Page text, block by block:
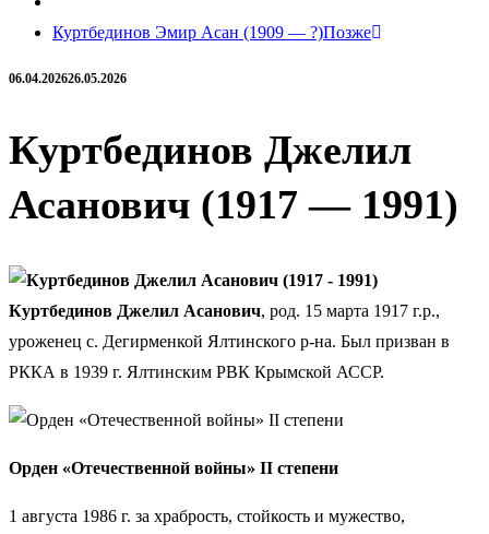
Куртбединов Эмир Асан (1909 — ?)Позже
06.04.202626.05.2026
Куртбединов Джелил
Асанович (1917 — 1991)
Куртбединов Джелил Асанович, род. 15 марта 1917 г.р.,
уроженец с. Дегирменкой Ялтинского р-на. Был призван в
РККА в 1939 г. Ялтинским РВК Крымской АССР.
Орден «Отечественной войны» II степени
1 августа 1986 г. за храбрость, стойкость и мужество,